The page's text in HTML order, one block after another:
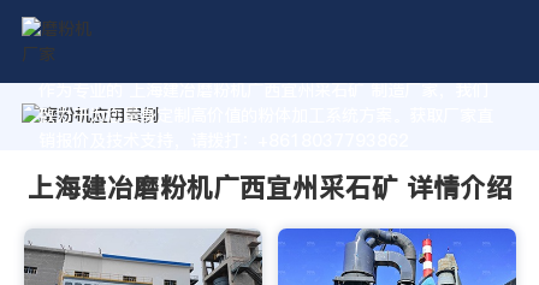
作为专业的 上海建冶磨粉机广西宜州采石矿 制造厂家，我们
致力于为您量身定制高价值的粉体加工系统方案。获取厂家直
上海建冶磨粉机广西宜州采石矿 详情介绍